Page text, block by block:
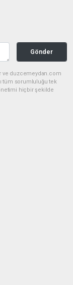
Gönder
ve duzcemeydan.com
tüm sorumluluğu tek
hiçbir şekilde